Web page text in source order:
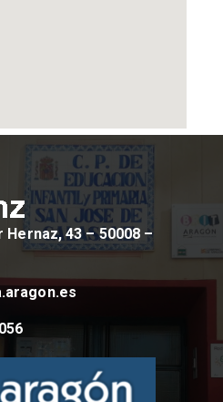
Hernaz, 43 – 50008 –